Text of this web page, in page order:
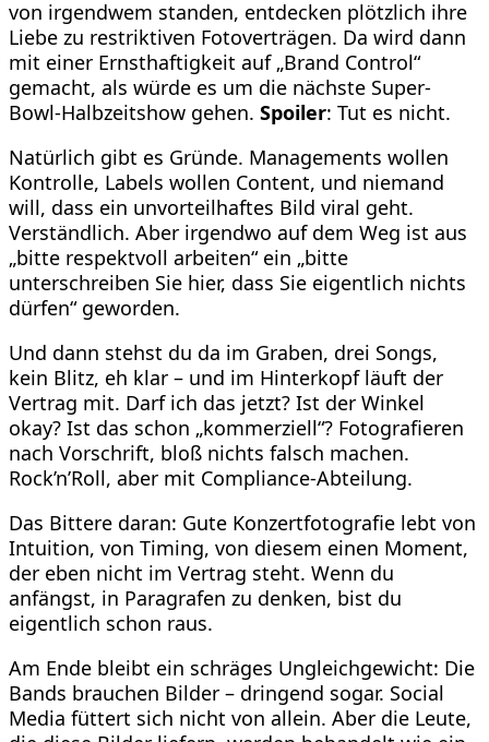
von irgendwem standen, entdecken plötzlich ihre
Liebe zu restriktiven Fotoverträgen. Da wird dann
mit einer Ernsthaftigkeit auf „Brand Control“
gemacht, als würde es um die nächste Super-
Bowl-Halbzeitshow gehen. Spoiler: Tut es nicht.
Natürlich gibt es Gründe. Managements wollen
Kontrolle, Labels wollen Content, und niemand
will, dass ein unvorteilhaftes Bild viral geht.
Verständlich. Aber irgendwo auf dem Weg ist aus
„bitte respektvoll arbeiten“ ein „bitte
unterschreiben Sie hier, dass Sie eigentlich nichts
dürfen“ geworden.
Und dann stehst du da im Graben, drei Songs,
kein Blitz, eh klar – und im Hinterkopf läuft der
Vertrag mit. Darf ich das jetzt? Ist der Winkel
okay? Ist das schon „kommerziell“? Fotografieren
nach Vorschrift, bloß nichts falsch machen.
Rock’n’Roll, aber mit Compliance-Abteilung.
Das Bittere daran: Gute Konzertfotografie lebt von
Intuition, von Timing, von diesem einen Moment,
der eben nicht im Vertrag steht. Wenn du
anfängst, in Paragrafen zu denken, bist du
eigentlich schon raus.
Am Ende bleibt ein schräges Ungleichgewicht: Die
Bands brauchen Bilder – dringend sogar. Social
Media füttert sich nicht von allein. Aber die Leute,